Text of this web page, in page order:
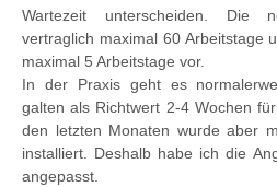
Wartezeit unterscheiden. Die
vertraglich maximal 60 Arbeitstage
maximal 5 Arbeitstage vor.
In der Praxis geht es
galten als Richtwert 2-4 Wochen
den letzten Monaten wurde aber
installiert. Deshalb habe ich die
angepasst.